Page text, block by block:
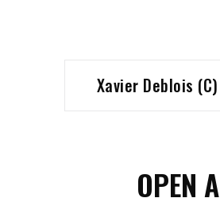
Xavier Deblois (C)
OPEN A